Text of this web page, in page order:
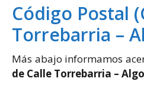
Código Postal
Torrebarria –
Más abajo informamos
de Calle Torrebarria –